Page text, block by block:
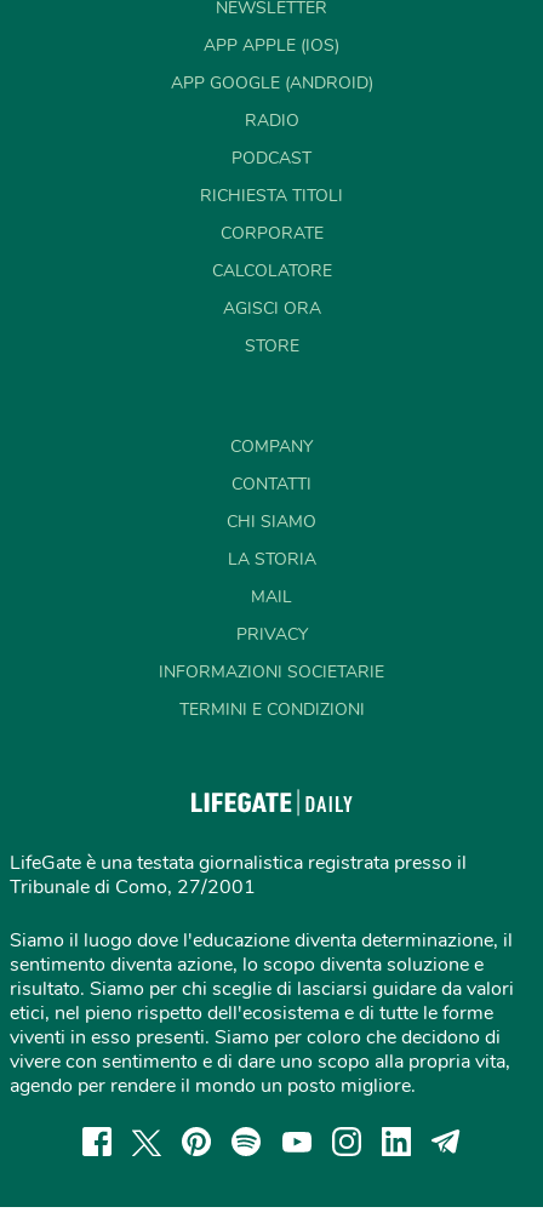
NEWSLETTER
APP APPLE (IOS)
APP GOOGLE (ANDROID)
RADIO
PODCAST
RICHIESTA TITOLI
CORPORATE
CALCOLATORE
AGISCI ORA
STORE
COMPANY
CONTATTI
CHI SIAMO
LA STORIA
MAIL
PRIVACY
INFORMAZIONI SOCIETARIE
TERMINI E CONDIZIONI
LifeGate è una testata giornalistica registrata presso il
Tribunale di Como, 27/2001
Siamo il luogo dove l'educazione diventa determinazione, il
sentimento diventa azione, lo scopo diventa soluzione e
risultato. Siamo per chi sceglie di lasciarsi guidare da valori
etici, nel pieno rispetto dell'ecosistema e di tutte le forme
viventi in esso presenti. Siamo per coloro che decidono di
vivere con sentimento e di dare uno scopo alla propria vita,
agendo per rendere il mondo un posto migliore.